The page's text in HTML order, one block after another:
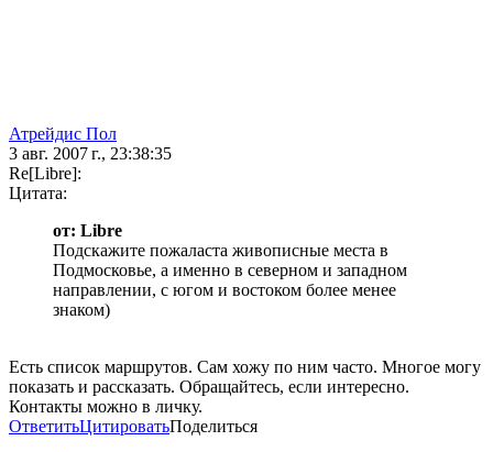
Атрейдис Пол
3 авг. 2007 г., 23:38:35
Re[Libre]:
Цитата:
от: Libre
Подскажите пожаласта живописные места в
Подмосковье, а именно в северном и западном
направлении, с югом и востоком более менее
знаком)
Есть список маршрутов. Сам хожу по ним часто. Многое могу
показать и рассказать. Обращайтесь, если интересно.
Контакты можно в личку.
ОтветитьЦитироватьПоделиться